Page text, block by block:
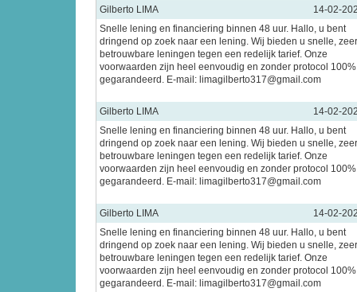
Gilberto LIMA
14-02-
Snelle lening en financiering binnen 48 uur. Hallo, u bent
dringend op zoek naar een lening. Wij bieden u snelle, zeer
betrouwbare leningen tegen een redelijk tarief. Onze
voorwaarden zijn heel eenvoudig en zonder protocol 100%
gegarandeerd. E-mail: limagilberto317@gmail.com
Gilberto LIMA
14-02-
Snelle lening en financiering binnen 48 uur. Hallo, u bent
dringend op zoek naar een lening. Wij bieden u snelle, zeer
betrouwbare leningen tegen een redelijk tarief. Onze
voorwaarden zijn heel eenvoudig en zonder protocol 100%
gegarandeerd. E-mail: limagilberto317@gmail.com
Gilberto LIMA
14-02-
Snelle lening en financiering binnen 48 uur. Hallo, u bent
dringend op zoek naar een lening. Wij bieden u snelle, zeer
betrouwbare leningen tegen een redelijk tarief. Onze
voorwaarden zijn heel eenvoudig en zonder protocol 100%
gegarandeerd. E-mail: limagilberto317@gmail.com